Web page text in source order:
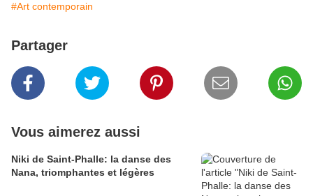
#Art contemporain
Partager
Vous aimerez aussi
Niki de Saint-Phalle: la danse des
Nana, triomphantes et légères